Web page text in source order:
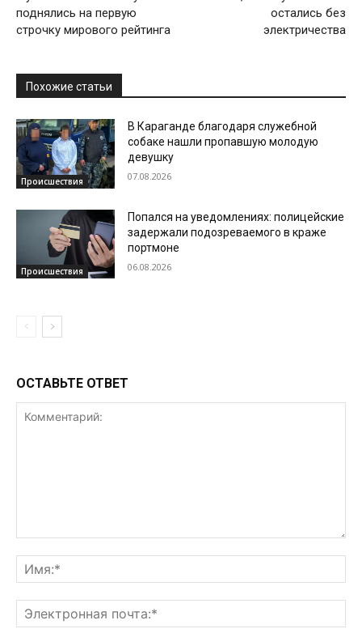
поднялись на первую
строчку мирового рейтинга
остались без
электричества
Похожие статьи
Происшествия
В Караганде благодаря служебной
собаке нашли пропавшую молодую
девушку
07.08.2026
Происшествия
Попался на уведомлениях: полицейские
задержали подозреваемого в краже
портмоне
06.08.2026
ОСТАВЬТЕ ОТВЕТ